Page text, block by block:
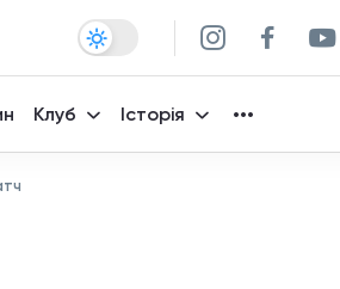
Клуб Історія